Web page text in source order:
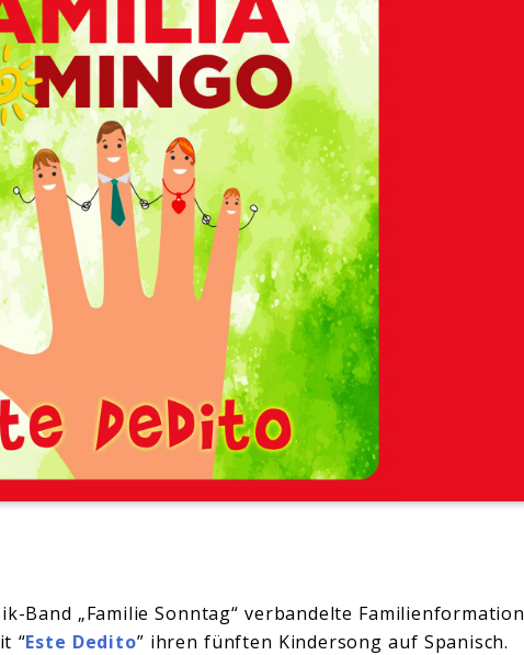
Band „Familie Sonntag“ verbandelte Familienformation
“Este Dedito” ihren fünften Kindersong auf Spanisch.